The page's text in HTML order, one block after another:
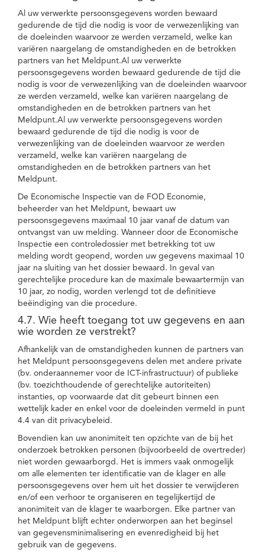
Al uw verwerkte persoonsgegevens worden bewaard
gedurende de tijd die nodig is voor de verwezenlijking van
de doeleinden waarvoor ze werden verzameld, welke kan
variëren naargelang de omstandigheden en de betrokken
partners van het Meldpunt.Al uw verwerkte
persoonsgegevens worden bewaard gedurende de tijd die
nodig is voor de verwezenlijking van de doeleinden waarvoor
ze werden verzameld, welke kan variëren naargelang de
omstandigheden en de betrokken partners van het
Meldpunt.Al uw verwerkte persoonsgegevens worden
bewaard gedurende de tijd die nodig is voor de
verwezenlijking van de doeleinden waarvoor ze werden
verzameld, welke kan variëren naargelang de
omstandigheden en de betrokken partners van het
Meldpunt.
De Economische Inspectie van de FOD Economie,
beheerder van het Meldpunt, bewaart uw
persoonsgegevens maximaal 10 jaar vanaf de datum van
ontvangst van uw melding. Wanneer door de Economische
Inspectie een controledossier met betrekking tot uw
melding wordt geopend, worden uw gegevens maximaal 10
jaar na sluiting van het dossier bewaard. In geval van
gerechtelijke procedure kan de maximale bewaartermijn van
10 jaar, zo nodig, worden verlengd tot de definitieve
beëindiging van die procedure.
4.7. Wie heeft toegang tot uw gegevens en aan
wie worden ze verstrekt?
Afhankelijk van de omstandigheden kunnen de partners van
het Meldpunt persoonsgegevens delen met andere private
(bv. onderaannemer voor de ICT-infrastructuur) of publieke
(bv. toezichthoudende of gerechtelijke autoriteiten)
instanties, op voorwaarde dat dit gebeurt binnen een
wettelijk kader en enkel voor de doeleinden vermeld in punt
4.4 van dit privacybeleid.
Bovendien kan uw anonimiteit ten opzichte van de bij het
onderzoek betrokken personen (bijvoorbeeld de overtreder)
niet worden gewaarborgd. Het is immers vaak onmogelijk
om alle elementen ter identificatie van de klager en alle
persoonsgegevens over hem uit het dossier te verwijderen
en/of een verhoor te organiseren en tegelijkertijd de
anonimiteit van de klager te waarborgen. Elke partner van
het Meldpunt blijft echter onderworpen aan het beginsel
van gegevensminimalisering en evenredigheid bij het
gebruik van de gegevens.